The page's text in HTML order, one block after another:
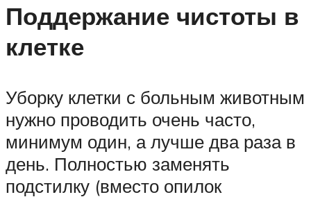
Поддержание чистоты в
клетке
Уборку клетки с больным животным
нужно проводить очень часто,
минимум один, а лучше два раза в
день. Полностью заменять
подстилку (вместо опилок